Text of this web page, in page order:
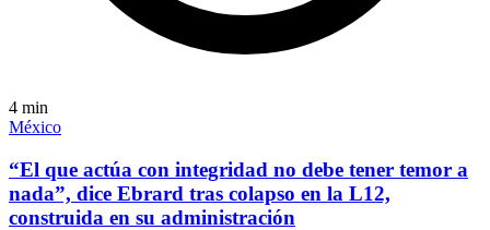
4 min
México
“El que actúa con integridad no debe tener temor a
nada”, dice Ebrard tras colapso en la L12,
construida en su administración